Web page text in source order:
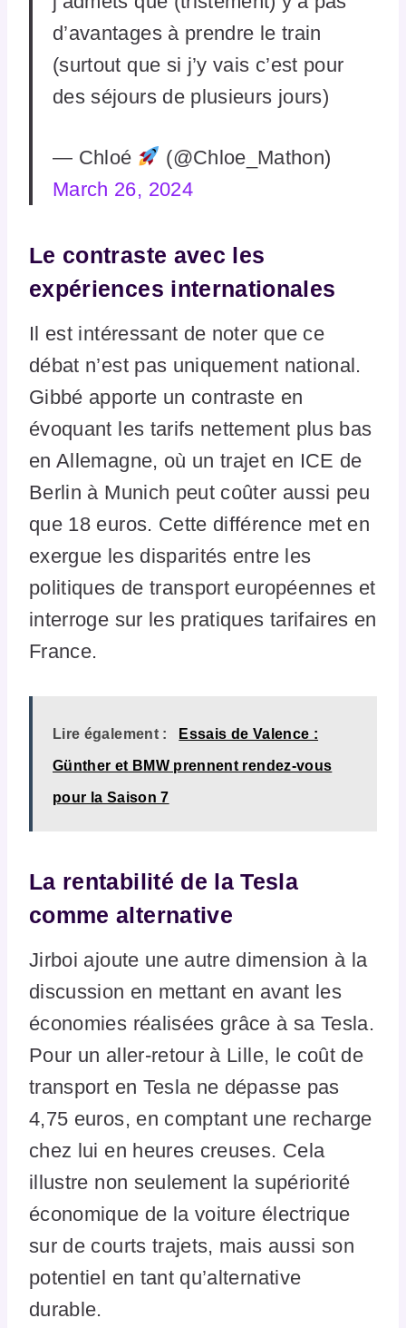
d’avantages à prendre le train
(surtout que si j’y vais c’est pour
des séjours de plusieurs jours)
— Chloé
(@Chloe_Mathon)
March 26, 2024
Le contraste avec les
expériences internationales
Il est intéressant de noter que ce
débat n’est pas uniquement national.
Gibbé apporte un contraste en
évoquant les tarifs nettement plus bas
en Allemagne, où un trajet en ICE de
Berlin à Munich peut coûter aussi peu
que 18 euros. Cette différence met en
exergue les disparités entre les
politiques de transport européennes et
interroge sur les pratiques tarifaires en
France.
Lire également : Essais de Valence :
Günther et BMW prennent rendez-vous
pour la Saison 7
La rentabilité de la Tesla
comme alternative
Jirboi ajoute une autre dimension à la
discussion en mettant en avant les
économies réalisées grâce à sa Tesla.
Pour un aller-retour à Lille, le coût de
transport en Tesla ne dépasse pas
4,75 euros, en comptant une recharge
chez lui en heures creuses. Cela
illustre non seulement la supériorité
économique de la voiture électrique
sur de courts trajets, mais aussi son
potentiel en tant qu’alternative
durable.